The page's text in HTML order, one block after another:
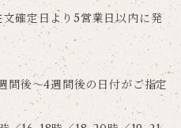
確定日より5営業日以内に発
間後～4週間後の日付がご指定